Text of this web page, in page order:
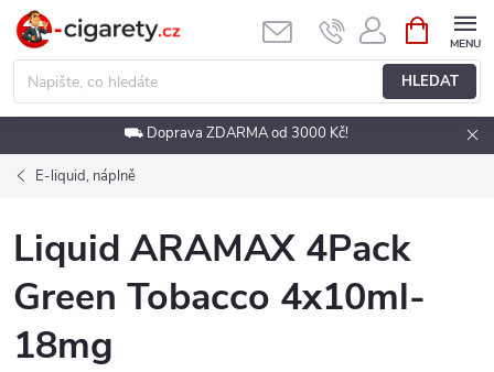
Přejít
obsah
HLEDAT
NÁKUPNÍ
KOŠÍK
⛟ Doprava ZDARMA od 3000 Kč!
E-liquid, náplně
Liquid ARAMAX 4Pack
Green Tobacco 4x10ml-
18mg